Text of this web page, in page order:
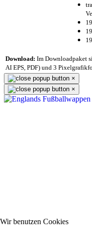
Wir benutzen Cookies
Download: Im Downloadpaket
AI EPS, PDF) und 3
×
×